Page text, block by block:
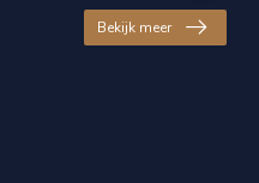
Bekijk meer